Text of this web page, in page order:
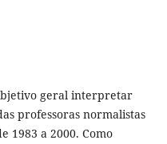
geral interpretar
professoras normalistas
1983 a 2000. Como